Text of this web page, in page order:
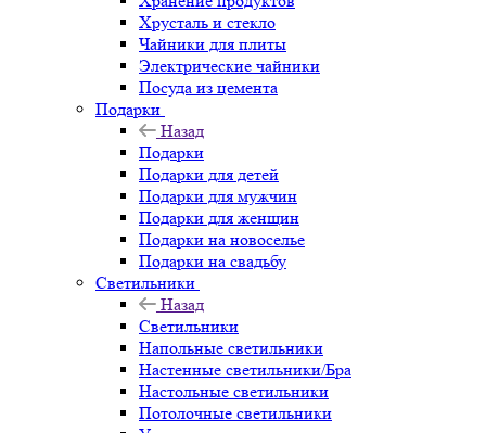
Хрусталь и стекло
Чайники для плиты
Электрические чайники
Посуда из цемента
Подарки
Назад
Подарки
Подарки для детей
Подарки для мужчин
Подарки для женщин
Подарки на новоселье
Подарки на свадьбу
Светильники
Назад
Светильники
Напольные светильники
Настенные светильники/Бра
Настольные светильники
Потолочные светильники